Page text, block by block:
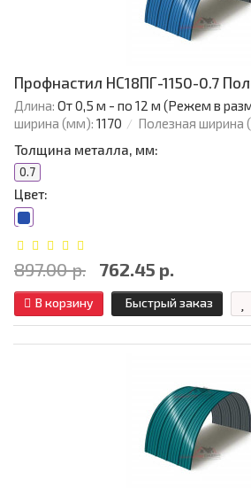
Профнастил НС18ПГ-1150-0.7
Длина: От 0,5 м - по 12 м (Режем в
ширина (мм): 1170 Полезная ширина
Толщина металла, мм:
0.7
Цвет:
897.00 р. 762.45 р.
В корзину Быстрый заказ